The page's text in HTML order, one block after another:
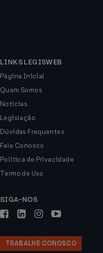
LINKS LEGISWEB
Página Inicial
Quem Somos
Notícias
Legislação
Dúvidas Frequentes
Fale Conosco
Política de Privacidade
Termo de Uso
SIGA-NOS
TRABALHE CONOSCO